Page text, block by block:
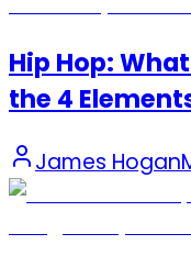
Hip Hop:
the 4
James Hogan